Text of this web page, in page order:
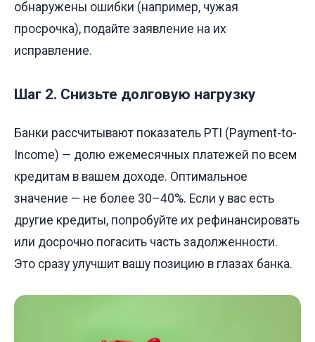
обнаружены ошибки (например, чужая
просрочка), подайте заявление на их
исправление.
Шаг 2. Снизьте долговую нагрузку
Банки рассчитывают показатель PTI (Payment-to-
Income) — долю ежемесячных платежей по всем
кредитам в вашем доходе. Оптимальное
значение — не более 30–40%. Если у вас есть
другие кредиты, попробуйте их рефинансировать
или досрочно погасить часть задолженности.
Это сразу улучшит вашу позицию в глазах банка.